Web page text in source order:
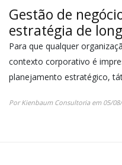
Gestão de
estratégia de
Para que qualquer
contexto corporativo é
planejamento estratégico,
Por Kienbaum Consultoria em 05/